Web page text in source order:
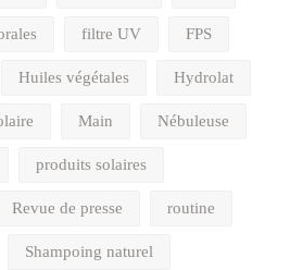
filtre UV FPS
Huiles végétales Hydrolat
Main Nébuleuse
produits solaires
Revue de presse routine
Shampoing naturel